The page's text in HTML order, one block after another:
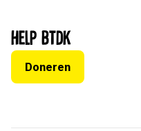
Help BTDK
Doneren